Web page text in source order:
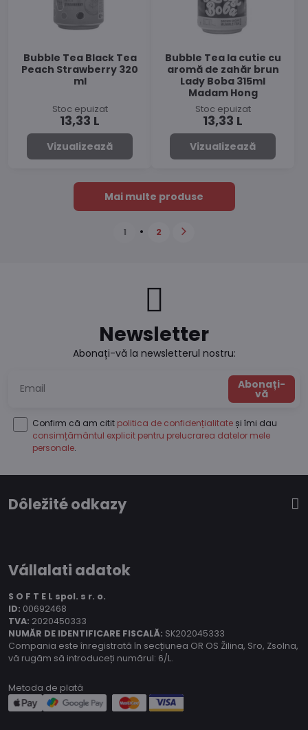
Bubble Tea Black Tea
Peach Strawberry 320
ml
Stoc epuizat
13,33 L
Vizualizează
Bubble Tea la cutie cu
aromă de zahăr brun
Lady Boba 315ml
Madam Hong
Stoc epuizat
13,33 L
Vizualizează
Mai multe produse
1 2
Newsletter
Abonați-vă la newsletterul nostru:
Abonați-
vă
Confirm că am citit politica de confidențialitate și îmi dau
consimțământul explicit pentru prelucrarea datelor mele
personale.
Dôležité odkazy
Vállalati adatok
S O F T E L spol. s r. o.
ID: 00692468
TVA: 2020450333
NUMĂR DE IDENTIFICARE FISCALĂ: SK202045333
Compania este înregistrată în secțiunea OR OS Žilina, Sro, Zsolna,
vă rugăm să introduceți numărul: 6/L.
Metoda de plată